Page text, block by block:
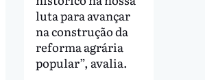
luta para avançar
na construção da
reforma agrária
popular”, avalia.